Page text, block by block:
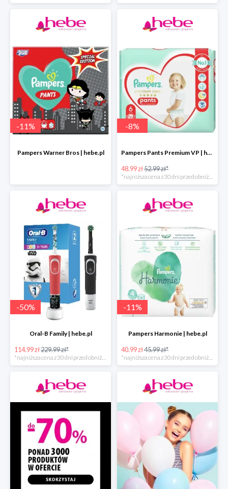
-11%
Pampers Warner Bros | hebe.pl
-8%
Pampers Pants Premium VP | hebe.pl
48.99 zł52.99 zł*
-50%
Oral-B Family | hebe.pl
114.99 zł229.99 zł*
-11%
Pampers Harmonie | hebe.pl
40.99 zł45.99 zł*